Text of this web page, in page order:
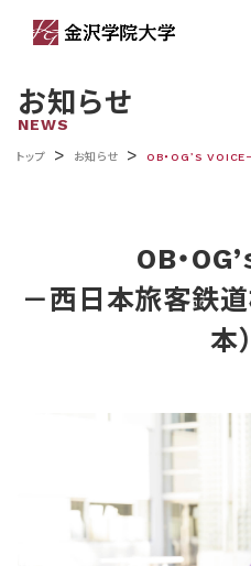
お知らせ
NEWS
トップ > お知らせ > OB・OG’ｓ
OB・
－西日本旅客鉄
本